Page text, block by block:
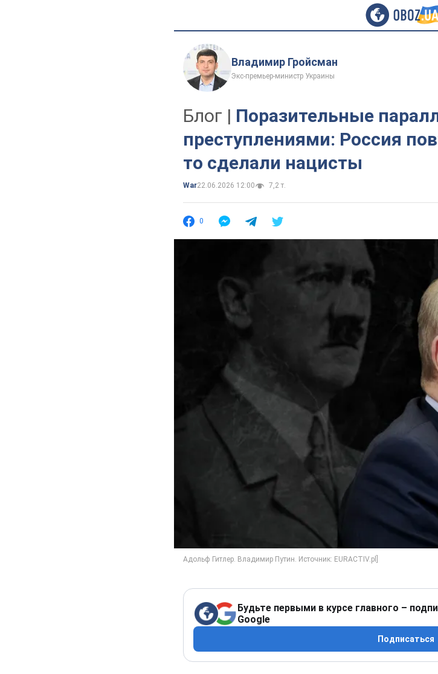
Владимир Гройсман
Экс-премьер-министр Украины
Блог | Поразительные
преступлениями: Россия
то сделали нацисты
War22.06.2026 12:00 7,2 т.
0
Будьте первыми в курсе главного –
Google
Подписаться